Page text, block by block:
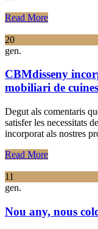
Read More
20
gen.
CBMdisseny
mobiliari de cuines
Degut als comentaris
satisfer les necessitats
incorporat als nostres
Read More
11
gen.
Nou any, nous